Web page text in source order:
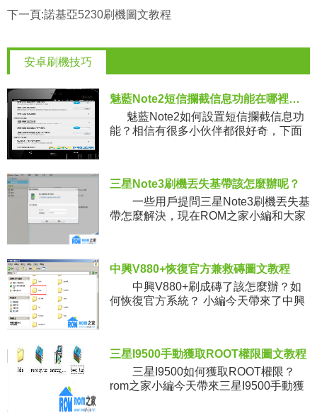
下一頁:諾基亞5230刷機圖文教程
安卓刷機技巧
魅藍Note2短信攔截信息功能在哪裡設置？小編手把手來教你
魅藍Note2如何設置短信攔截信息功
能？相信有很多小伙伴都很好奇，下面
三星Note3刷機丟失基帶該怎麼辦呢？
一些用戶提問三星Note3刷機丟失基
帶怎麼解決，現在ROM之家小編和大家
中興V880+恢復官方兼救磚圖文教程
中興V880+刷成磚了該怎麼辦？如
何恢復官方系統？ 小編今天帶來了中興
三星I9500手動獲取ROOT權限圖文教程
三星I9500如何獲取ROOT權限？
rom之家小編今天帶來三星I9500手動獲